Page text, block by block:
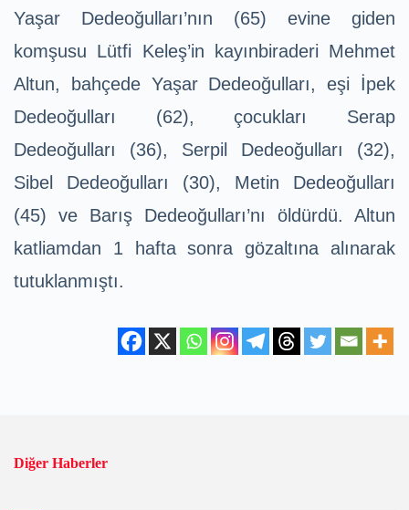
Yaşar Dedeoğulları’nın (65) evine giden
komşusu Lütfi Keleş’in kayınbiraderi Mehmet
Altun, bahçede Yaşar Dedeoğulları, eşi İpek
Dedeoğulları (62), çocukları Serap
Dedeoğulları (36), Serpil Dedeoğulları (32),
Sibel Dedeoğulları (30), Metin Dedeoğulları
(45) ve Barış Dedeoğulları’nı öldürdü. Altun
katliamdan 1 hafta sonra gözaltına alınarak
tutuklanmıştı.
Diğer Haberler